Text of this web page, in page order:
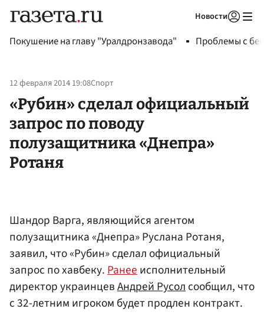
Новости
Покушение на главу "Уралдронзавода" Проблемы с
12 февраля 2014 19:08Спорт
«Рубин» сделал официальный
запрос по поводу
полузащитника «Днепра»
Ротаня
Шандор Варга, являющийся агентом
полузащитника «Днепра» Руслана Ротаня,
заявил, что «Рубин» сделал официальный
запрос по хавбеку.Ранееисполнительный
директор украинцевАндрей Русолсообщил, что
с 32-летним игроком будет продлен контракт.